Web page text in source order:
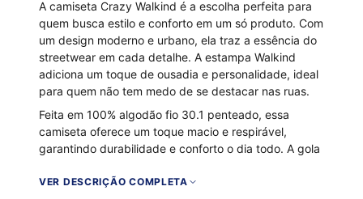
A camiseta Crazy Walkind é a escolha perfeita para
quem busca estilo e conforto em um só produto. Com
um design moderno e urbano, ela traz a essência do
streetwear em cada detalhe. A estampa Walkind
adiciona um toque de ousadia e personalidade, ideal
para quem não tem medo de se destacar nas ruas.
Feita em 100% algodão fio 30.1 penteado, essa
camiseta oferece um toque macio e respirável,
garantindo durabilidade e conforto o dia todo. A gola
atemporal, tornando-se uma peça indispensável para
VER DESCRIÇÃO COMPLETA